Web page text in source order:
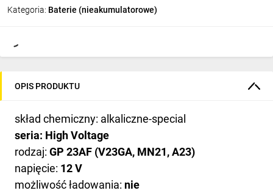
Kategoria: Baterie (nieakumulatorowe)
OPIS PRODUKTU
skład chemiczny: alkaliczne-special
seria: High Voltage
rodzaj: GP 23AF (V23GA, MN21, A23)
napięcie: 12 V
możliwość ładowania: nie